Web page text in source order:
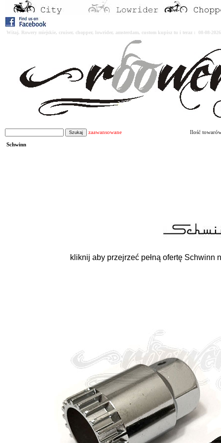
Witaj. Rowery miejskie, cruiser, chopper, lowrider, amsterdam, custom kupisz tu i teraz : 08-08-
zaawansowane Ilość
Schwinn
kliknij aby przejrzeć pełną ofertę Schwinn